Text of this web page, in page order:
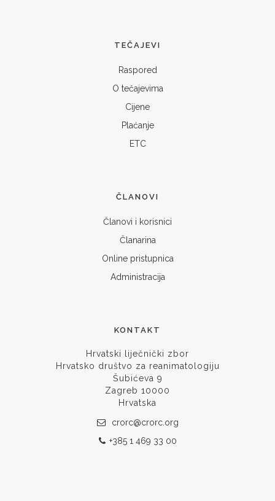
TEČAJEVI
Raspored
O tečajevima
Cijene
Plaćanje
ETC
ČLANOVI
Članovi i korisnici
Članarina
Online pristupnica
Administracija
KONTAKT
Hrvatski liječnički zbor
Hrvatsko društvo za reanimatologiju
Šubićeva 9
Zagreb 10000
Hrvatska
crorc@crorc.org
+385 1 469 33 00